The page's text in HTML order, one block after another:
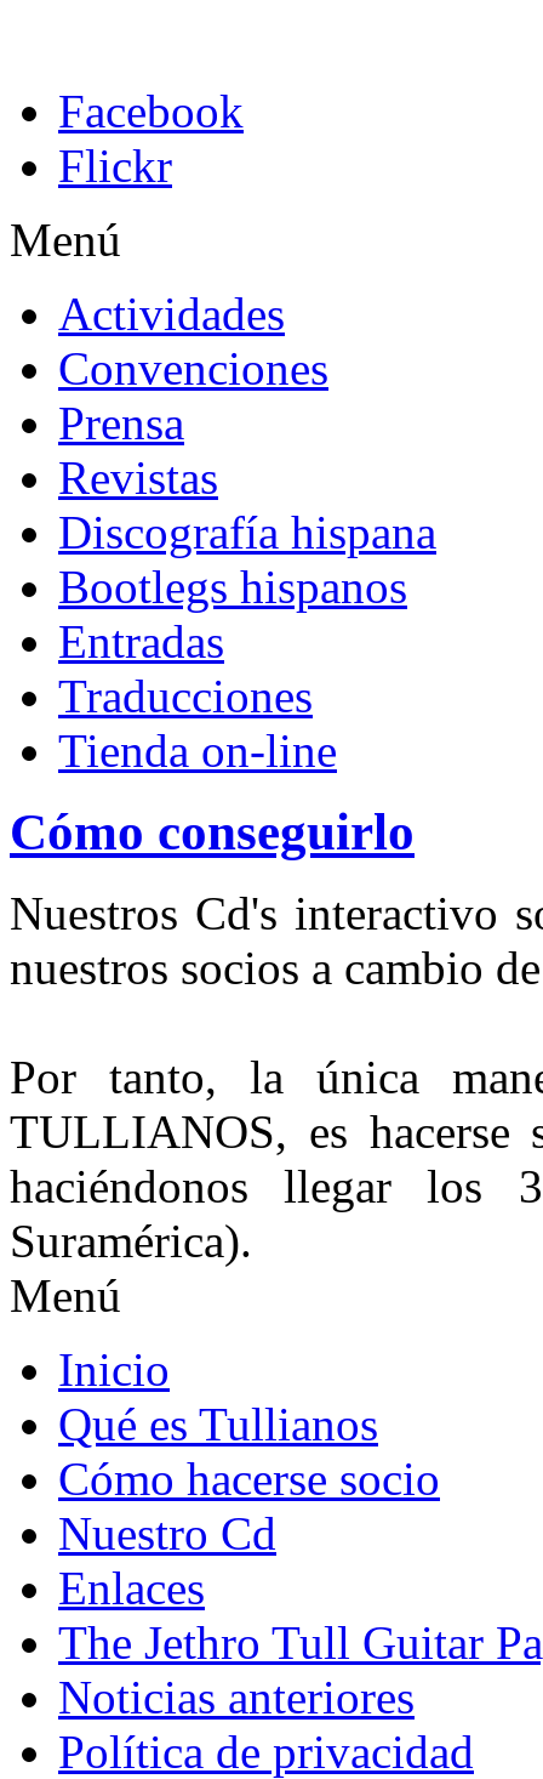
Facebook
Flickr
Menú
Actividades
Convenciones
Prensa
Revistas
Discografía hispana
Bootlegs hispanos
Entradas
Traducciones
Tienda on-line
Cómo conseguirlo
Nuestros Cd's interactivo
nuestros socios a cambio
Por tanto, la única
TULLIANOS, es hacerse
haciéndonos llegar los
Suramérica).
Menú
Inicio
Qué es Tullianos
Cómo hacerse socio
Nuestro Cd
Enlaces
The Jethro Tull Guitar
Noticias anteriores
Política de privacidad